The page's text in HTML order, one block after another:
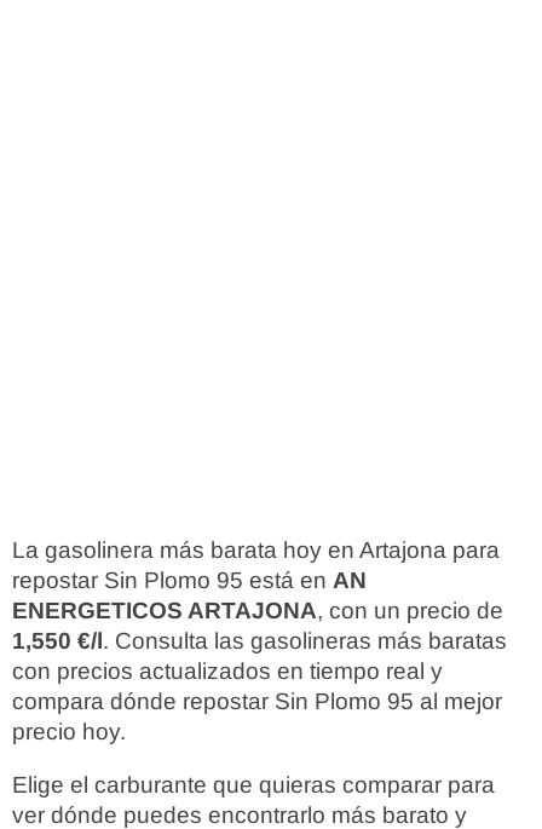
La gasolinera más barata hoy en Artajona para
repostar Sin Plomo 95 está en AN
ENERGETICOS ARTAJONA, con un precio de
1,550 €/l. Consulta las gasolineras más baratas
con precios actualizados en tiempo real y
compara dónde repostar Sin Plomo 95 al mejor
precio hoy.
Elige el carburante que quieras comparar para
ver dónde puedes encontrarlo más barato y